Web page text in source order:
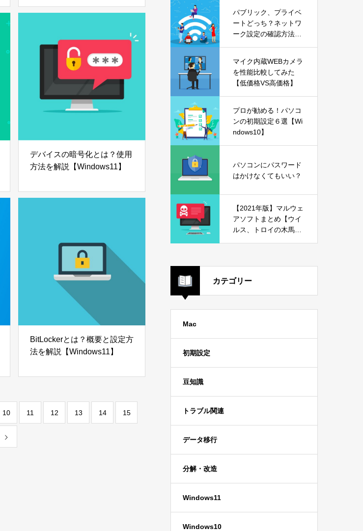
デバイスの暗号化とは？使用
方法を解説【Windows11】
BitLockerとは？概要と設定方
法を解説【Windows11】
10 11 12 13 14 15
パブリック、プライベ
ートどっち？ネットワ
ーク設定の確認方法も
マイク内蔵WEBカメラ
を性能比較してみた
【低価格VS高価格】
プロが勧める！パソコ
ンの初期設定６選【Wi
ndows10】
パソコンにパスワード
はかけなくてもいい？
【2021年版】マルウェ
アソフトまとめ【ウイ
ルス、トロイの木馬、
カテゴリー
Mac
初期設定
豆知識
トラブル関連
データ移行
分解・改造
Windows11
Windows10